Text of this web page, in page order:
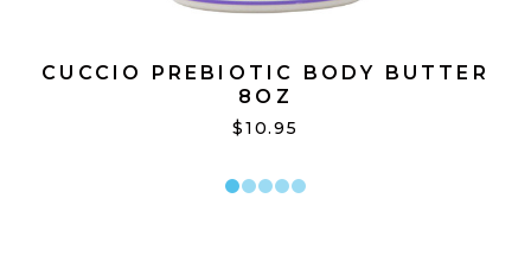
CUCCIO PREBIOTIC BODY BUTTER
8OZ
$10.95